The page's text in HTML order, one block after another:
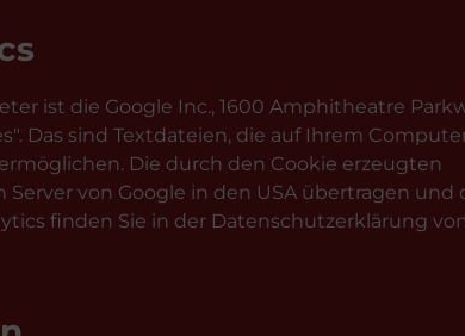
ist die Google Inc., 1600 Amphitheatre
Das sind Textdateien, die auf Ihrem
Die durch den Cookie erzeugten
von Google in den USA übertragen und
finden Sie in der Datenschutzerklärung von